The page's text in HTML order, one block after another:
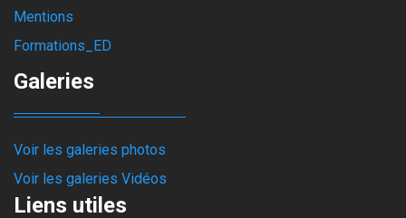
Mentions
Formations_ED
Galeries
Voir les galeries photos
Voir les galeries Vidéos
Liens utiles